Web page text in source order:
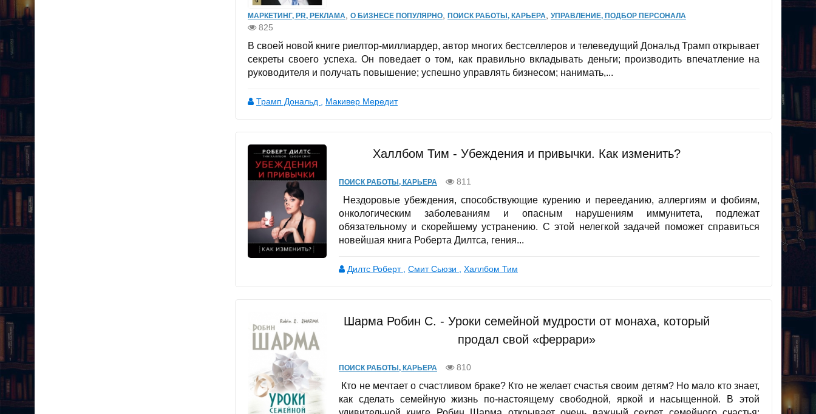
МАРКЕТИНГ, PR, РЕКЛАМА, О БИЗНЕСЕ ПОПУЛЯРНО, ПОИСК РАБОТЫ, КАРЬЕРА, УПРАВЛЕНИЕ, ПОДБОР ПЕРСОНАЛА
825
В своей новой книге риелтор-миллиардер, автор многих бестселлеров и телеведущий Дональд Трамп открывает
секреты своего успеха. Он поведает о том, как правильно вкладывать деньги; производить впечатление на
руководителя и получать повышение; успешно управлять бизнесом; нанимать,...
Трамп Дональд , Макивер Мередит
Халлбом Тим - Убеждения и привычки. Как изменить?
ПОИСК РАБОТЫ, КАРЬЕРА 811
Нездоровые убеждения, способствующие курению и перееданию, аллергиям и фобиям,
онкологическим заболеваниям и опасным нарушениям иммунитета, подлежат
обязательному и скорейшему устранению. С этой нелегкой задачей поможет справиться
новейшая книга Роберта Дилтса, гения...
Дилтс Роберт , Смит Сьюзи , Халлбом Тим
Шарма Робин С. - Уроки семейной мудрости от монаха, который
продал свой «феррари»
ПОИСК РАБОТЫ, КАРЬЕРА 810
Кто не мечтает о счастливом браке? Кто не желает счастья своим детям? Но мало кто знает,
как сделать семейную жизнь по-настоящему свободной, яркой и насыщенной. В этой